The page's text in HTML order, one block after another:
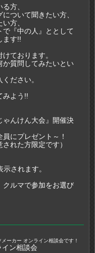
方、
ついて聞きたい方、
方、
『中の人』ととして
ます!!
ております。
か質問してみたいとい
ださい。
みよう!!
ゃんけん大会』開催決
にプレゼント～！
れた方限定です）
されます。
ルマで参加をお選び
ーカー オンライン相談会です！
イン相談会